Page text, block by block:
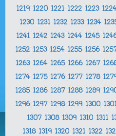
1219 1220 1221 1222 1223 1224
1230 1231 1232 1233 1234
1241 1242 1243 1244 1245
1252 1253 1254 1255 1256
1263 1264 1265 1266 1267
1274 1275 1276 1277 1278
1285 1286 1287 1288 1289
1296 1297 1298 1299 1300
1307 1308 1309 1310 1311
1318 1319 1320 1321 1322